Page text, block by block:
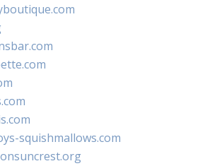
squishmallows.com